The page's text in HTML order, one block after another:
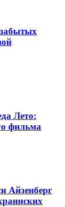
Лето:
фильма
Айзенберг